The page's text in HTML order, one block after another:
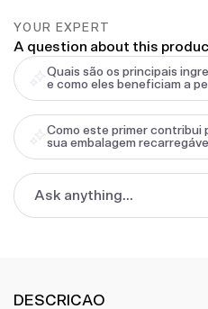
YOUR EXPERT
A question about this
Quais são os principais
e como eles beneficiam a
Como este primer contribui
sua embalagem
DESCRICAO